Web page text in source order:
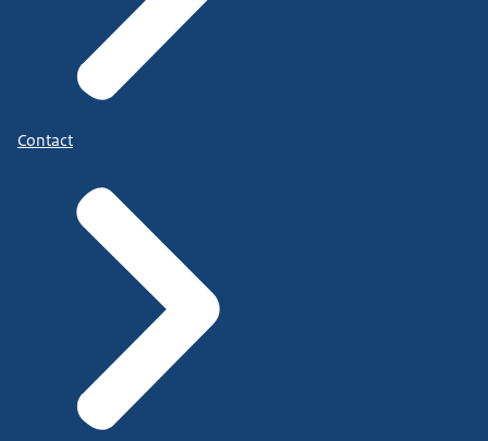
Contact